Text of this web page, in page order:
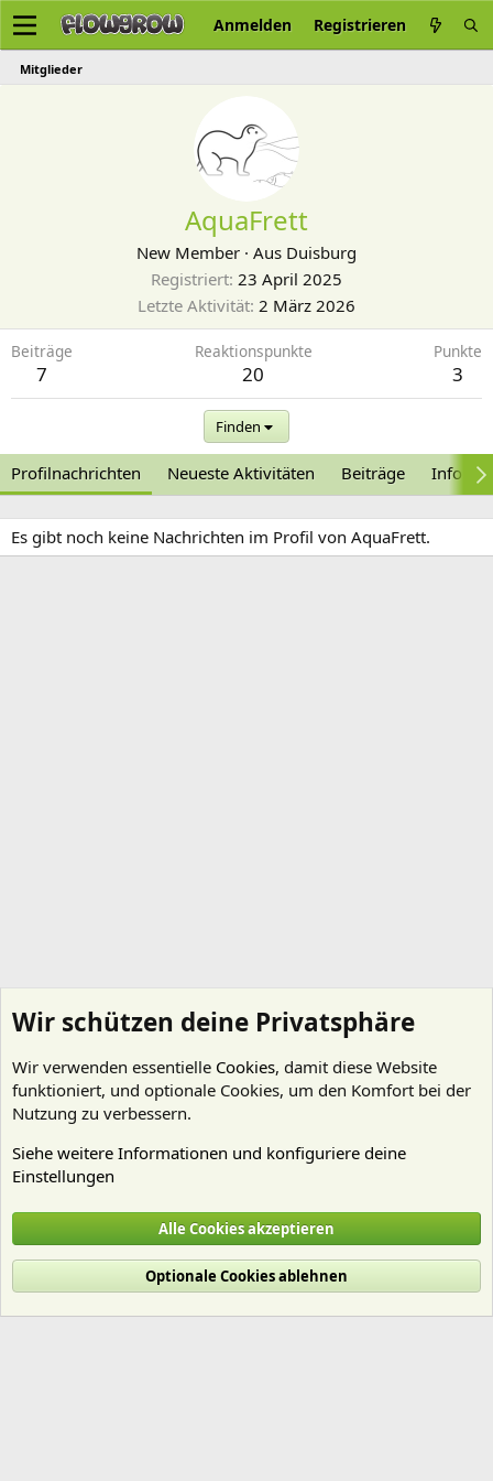
Anmelden Registrieren
Mitglieder
AquaFrett
New Member · Aus Duisburg
Registriert 23 April 2025
Letzte Aktivität 2 März 2026
Beiträge
7
Reaktionspunkte
20
Punkte
3
Finden
Profilnachrichten Neueste Aktivitäten Beiträge
Es gibt noch keine Nachrichten im Profil von AquaFrett.
Cookies
Deutsch (Du)
Nutzungsbedingungen
Datenschutz Hilfe und Impressum
R
Wir schützen deine Privatsphäre
Wir verwenden essentielle Cookies, damit diese Website
funktioniert, und optionale Cookies, um den Komfort bei der
Nutzung zu verbessern.
Siehe weitere Informationen und konfiguriere deine
Einstellungen
Alle Cookies akzeptieren
Optionale Cookies ablehnen